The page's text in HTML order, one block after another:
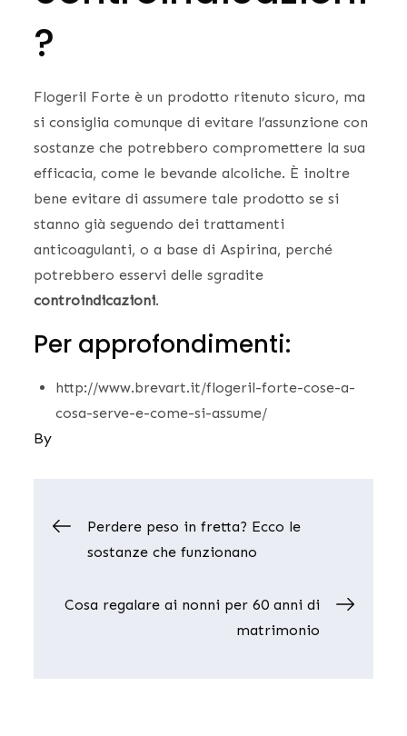
?
Flogeril Forte è un prodotto ritenuto sicuro, ma
si consiglia comunque di evitare l’assunzione con
sostanze che potrebbero compromettere la sua
efficacia, come le bevande alcoliche. È inoltre
bene evitare di assumere tale prodotto se si
stanno già seguendo dei trattamenti
anticoagulanti, o a base di Aspirina, perché
potrebbero esservi delle sgradite
controindicazioni.
Per approfondimenti:
http://www.brevart.it/flogeril-forte-cose-a-
cosa-serve-e-come-si-assume/
By
Navigazione
Perdere peso in fretta? Ecco le
sostanze che funzionano
Cosa regalare ai nonni per 60 anni di
matrimonio